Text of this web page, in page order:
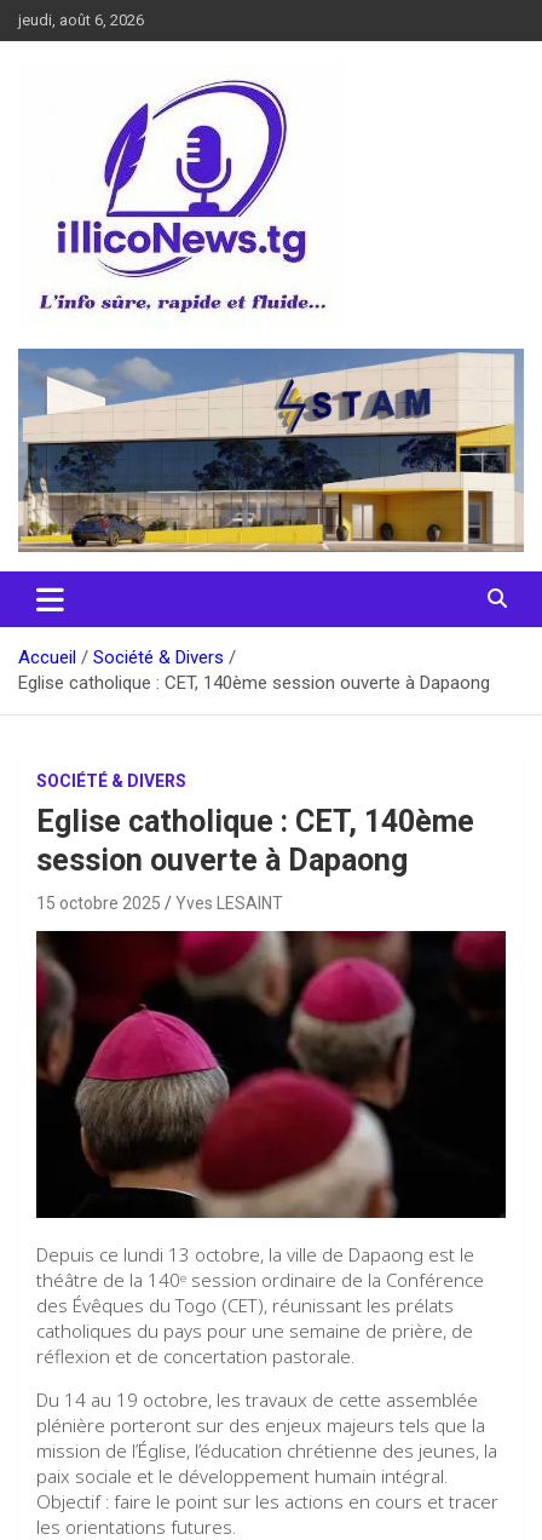
Aller
au
jeudi, août 6, 2026
illiconews
Accueil
Société & Divers
Eglise catholique : CET, 140ème session ouverte à Dapaong
SOCIÉTÉ & DIVERS
Eglise catholique : CET, 140ème
session ouverte à Dapaong
15 octobre 2025 Yves LESAINT
Depuis ce lundi 13 octobre, la ville de Dapaong est le
théâtre de la 140ᵉ session ordinaire de la Conférence
des Évêques du Togo (CET), réunissant les prélats
catholiques du pays pour une semaine de prière, de
réflexion et de concertation pastorale.
Du 14 au 19 octobre, les travaux de cette assemblée
plénière porteront sur des enjeux majeurs tels que la
mission de l’Église, l’éducation chrétienne des jeunes, la
paix sociale et le développement humain intégral.
Objectif : faire le point sur les actions en cours et tracer
les orientations futures.